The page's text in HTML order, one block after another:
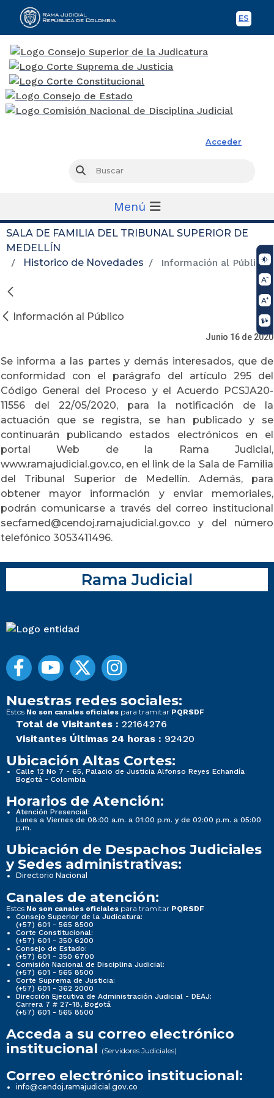
ES
Acceder
Buscar
Menú
SALA DE FAMILIA DEL TRIBUNAL SUPERIOR DE
MEDELLÍN
Historico de Novedades
Información al Público
Información al Público
Junio 16 de 2020
Se informa a las partes y demás interesados, que de
conformidad con el parágrafo del artículo 295 del
Código General del Proceso y el Acuerdo PCSJA20-
11556 del 22/05/2020, para la notificación de la
actuación que se registra, se han publicado y se
continuarán publicando estados electrónicos en el
portal Web de la Rama Judicial,
www.ramajudicial.gov.co, en el link de la Sala de Familia
del Tribunal Superior de Medellín. Además, para
obtener mayor información y enviar memoriales,
podrán comunicarse a través del correo institucional
secfamed@cendoj.ramajudicial.gov.co y del número
telefónico 3053411496.
Rama Judicial
Nuestras redes sociales:
Estos No son canales oficiales para tramitar PQRSDF
Total de Visitantes : 22164276
Visitantes Últimas 24 horas : 92420
Ubicación Altas Cortes:
Calle 12 No 7 - 65, Palacio de Justicia Alfonso Reyes Echandía
Bogotá - Colombia
Horarios de Atención:
Atención Presencial:
Lunes a Viernes de 08:00 a.m. a 01:00 p.m. y de 02:00 p.m. a 05:00
p.m.
Ubicación de Despachos Judiciales
y Sedes administrativas:
Directorio Nacional
Canales de atención:
Estos No son canales oficiales para tramitar PQRSDF
Consejo Superior de la Judicatura:
(+57) 601 - 565 8500
Corte Constitucional:
(+57) 601 - 350 6200
Consejo de Estado:
(+57) 601 - 350 6700
Comisión Nacional de Disciplina Judicial:
(+57) 601 - 565 8500
Corte Suprema de Justicia:
(+57) 601 - 362 2000
Dirección Ejecutiva de Administración Judicial - DEAJ:
Carrera 7 # 27-18, Bogotá
(+57) 601 - 565 8500
Acceda a su correo electrónico
institucional (Servidores Judiciales)
Correo electrónico institucional:
info@cendoj.ramajudicial.gov.co